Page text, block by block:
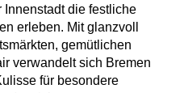
Innenstadt die festliche
erleben. Mit glanzvoll
gemütlichen
verwandelt sich Bremen
für besondere